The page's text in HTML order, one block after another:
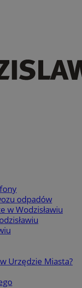
odpadów
w Wodzisławiu
Urzędzie Miasta?